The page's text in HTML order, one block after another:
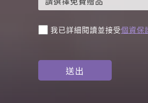
我已詳細閱讀並接受個資保